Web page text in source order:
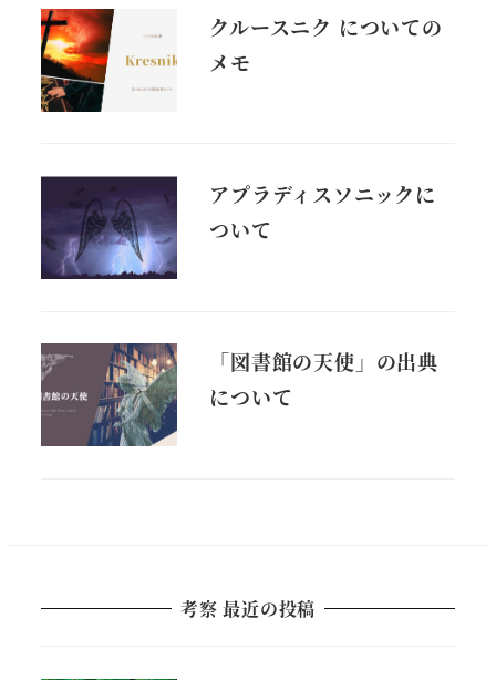
クルースニク についての
メモ
アプラディスソニックに
ついて
「図書館の天使」の出典
について
考察 最近の投稿